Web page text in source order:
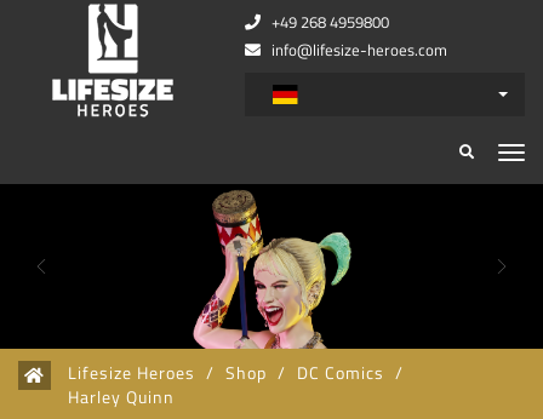
+49 268 4959800
info@lifesize-heroes.com
Lifesize Heroes / Shop / DC Comics /
Harley Quinn